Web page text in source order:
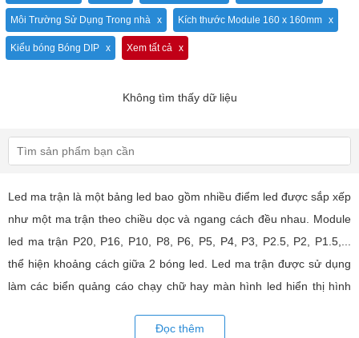
Môi Trường Sử Dụng Trong nhà Kích thước Module 160 x 160mm
Kiểu bóng Bóng DIP Xem tất cả
Không tìm thấy dữ liệu
Led ma trận là một bảng led bao gồm nhiều điểm led được sắp xếp
như một ma trận theo chiều dọc và ngang cách đều nhau. Module
led ma trận P20, P16, P10, P8, P6, P5, P4, P3, P2.5, P2, P1.5,...
thể hiện khoảng cách giữa 2 bóng led. Led ma trận được sử dụng
làm các biển quảng cáo chạy chữ hay màn hình led hiển thị hình
nhiều lĩnh vực của cuộc sống. LED Trường An cung cấp tất cả các
Đọc thêm